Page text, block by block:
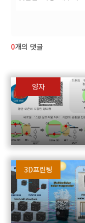
0개의 댓글
양자
3D프린팅